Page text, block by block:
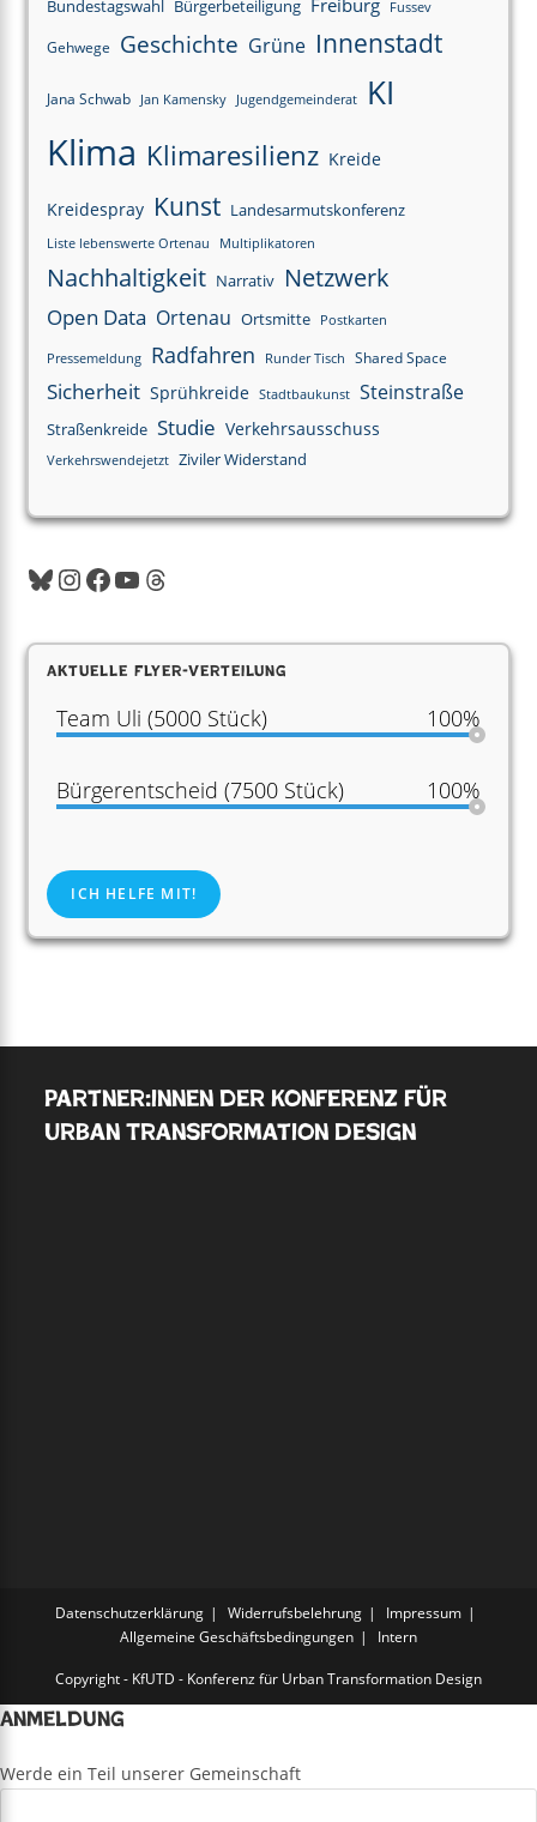
Bundestagswahl Bürgerbeteiligung Freiburg Fussev
Gehwege Geschichte Grüne Innenstadt
Jana Schwab Jan Kamensky Jugendgemeinderat KI
Klima Klimaresilienz Kreide
Kreidespray Kunst Landesarmutskonferenz
Liste lebenswerte Ortenau Multiplikatoren
Nachhaltigkeit Narrativ Netzwerk
Open Data Ortenau Ortsmitte Postkarten
Pressemeldung Radfahren Runder Tisch Shared Space
Sicherheit Sprühkreide Stadtbaukunst Steinstraße
Straßenkreide Studie Verkehrsausschuss
Verkehrswendejetzt Ziviler Widerstand
Aktuelle Flyer-Verteilung
Team Uli (5000 Stück) 100%
Bürgerentscheid (7500 Stück) 100%
ICH HELFE MIT!
Partner:innen der Konferenz für
Urban Transformation Design
Datenschutzerklärung Widerrufsbelehrung
Impressum
Allgemeine Geschäftsbedingungen
Intern
Copyright - KfUTD - Konferenz für Urban Transformation Design
Anmeldung
Werde ein Teil unserer Gemeinschaft